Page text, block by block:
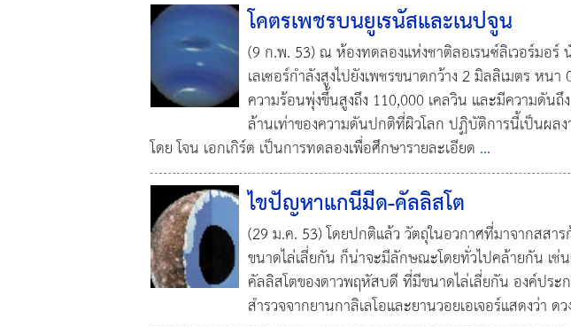
โคตรเพชรบนยูเรนัสและเนปจูน
(9 ก.พ. 53) ณ ห้องทดลองแห่งชาติลอเรนซ์ลิเวอร์มอร์
เลเซอร์กำลังสูงไปยังเพชรขนาดกว้าง 2 มิลลิเมตร หน
ความร้อนพุ่งขึ้นสูงถึง 110,000 เคลวิน และมีความดัน
ล้านเท่าของความดันปกติที่ผิวโลก ปฏิบัติการนี้เป็นผล
โดย โจน เอกเกิร์ต เป็นการทดลองเพื่อศึกษารายละเอียด ...
ไขปัญหาแกนีมีด-คัลลิสโต
(29 ม.ค. 53) โดยปกติแล้ว วัตถุในอวกาศที่มาจากสสา
ขนาดไล่เลี่ยกัน ก็น่าจะมีลักษณะโดยทั่วไปคล้ายกัน เ
คัลลิสโตของดาวพฤหัสบดี ที่มีขนาดไล่เลี่ยกัน องค์ปร
สำรวจจากยานกาลิเลโอและยานวอยเอเจอร์แสดงว่า ด